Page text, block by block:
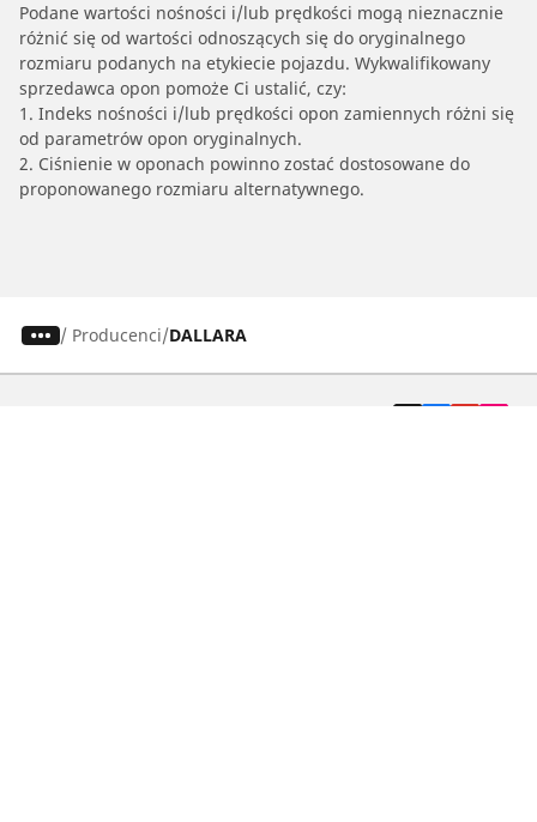
Podane wartości nośności i/lub prędkości mogą nieznacznie
różnić się od wartości odnoszących się do oryginalnego
rozmiaru podanych na etykiecie pojazdu. Wykwalifikowany
sprzedawca opon pomoże Ci ustalić, czy:
1. Indeks nośności i/lub prędkości opon zamiennych różni się
od parametrów opon oryginalnych.
2. Ciśnienie w oponach powinno zostać dostosowane do
proponowanego rozmiaru alternatywnego.
/ Producenci DALLARA